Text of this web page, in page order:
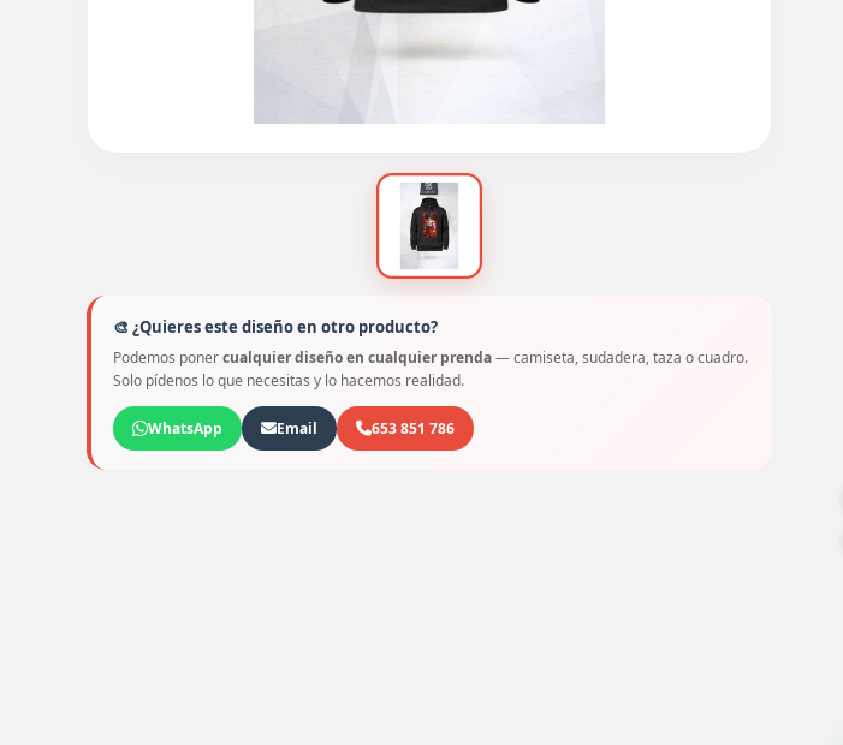
🎨 ¿Quieres este diseño en otro producto?
Podemos ponercualquier diseño en cualquier prenda— camiseta, sudadera, taza o cuadro.
Solo pídenos lo que necesitas y lo hacemos realidad.
WhatsApp Email 653 851 786